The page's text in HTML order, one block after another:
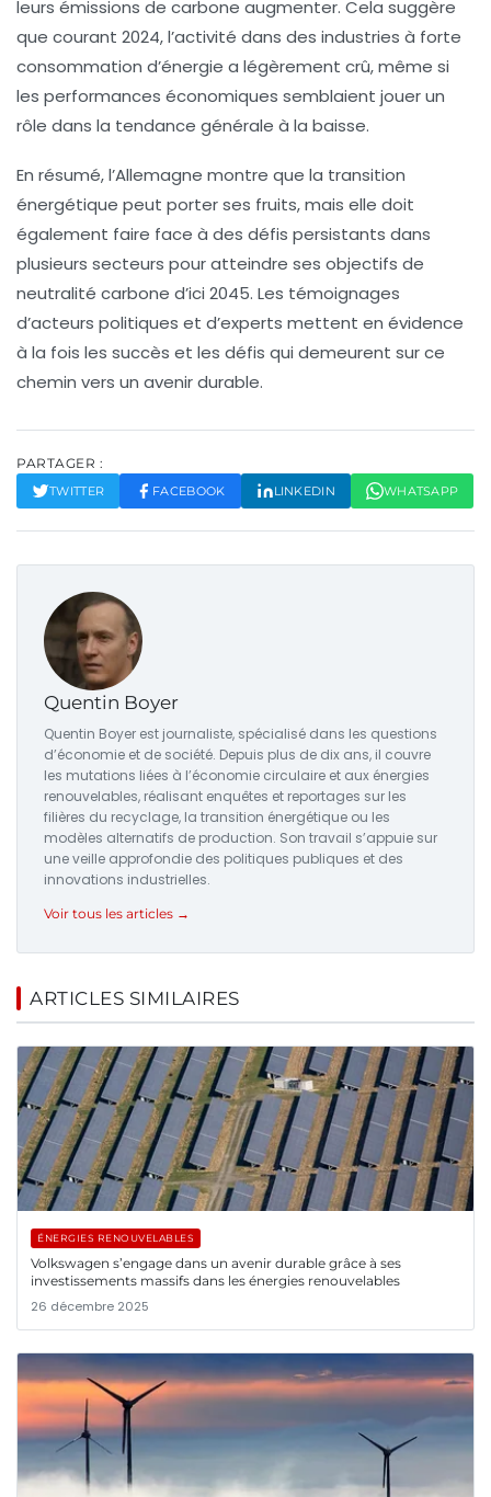
leurs émissions de carbone augmenter. Cela suggère
que courant 2024, l’activité dans des industries à forte
consommation d’énergie a légèrement crû, même si
les performances économiques semblaient jouer un
rôle dans la tendance générale à la baisse.
En résumé, l’Allemagne montre que la transition
énergétique peut porter ses fruits, mais elle doit
également faire face à des défis persistants dans
plusieurs secteurs pour atteindre ses objectifs de
neutralité carbone d’ici 2045. Les témoignages
d’acteurs politiques et d’experts mettent en évidence
à la fois les succès et les défis qui demeurent sur ce
chemin vers un avenir durable.
PARTAGER :
TWITTER FACEBOOK LINKEDIN WHATSAPP
Quentin Boyer
Quentin Boyer est journaliste, spécialisé dans les questions
d’économie et de société. Depuis plus de dix ans, il couvre
les mutations liées à l’économie circulaire et aux énergies
renouvelables, réalisant enquêtes et reportages sur les
filières du recyclage, la transition énergétique ou les
modèles alternatifs de production. Son travail s’appuie sur
une veille approfondie des politiques publiques et des
innovations industrielles.
Voir tous les articles →
ARTICLES SIMILAIRES
ÉNERGIES RENOUVELABLES
Volkswagen s’engage dans un avenir durable grâce à ses
investissements massifs dans les énergies renouvelables
26 décembre 2025